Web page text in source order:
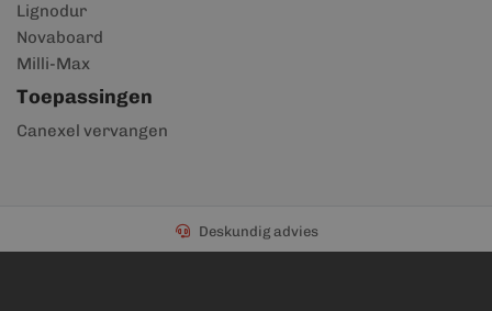
Lignodur
Novaboard
Milli-Max
Toepassingen
Canexel vervangen
Deskundig advies